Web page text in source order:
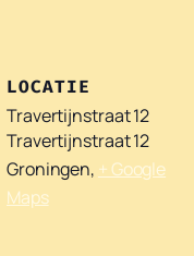
LOCATIE
Travertijnstraat 12
Travertijnstraat 12
Groningen, + Google
Maps